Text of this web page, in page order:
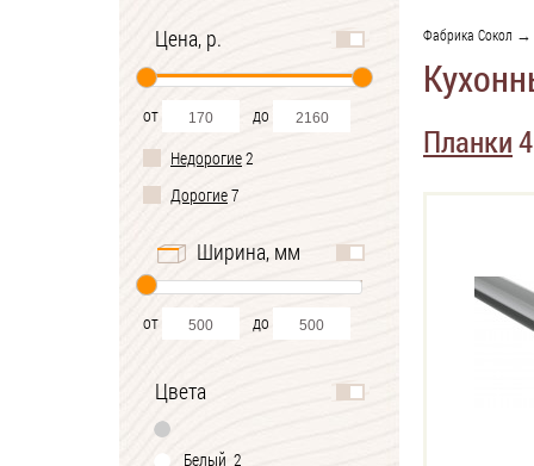
Цена, р.
от
до
Недорогие2
Дорогие7
Ширина, мм
от до
Цвета
Белый 2
Фабрика Сокол →
Планки4